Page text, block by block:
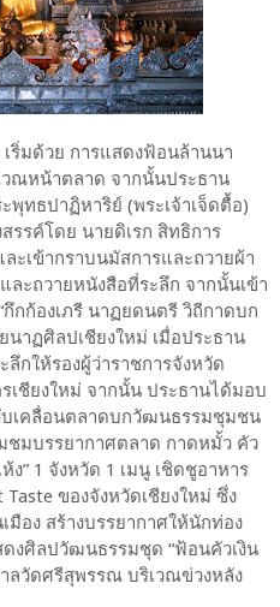
มด้วย การแสดงฟ้อนล้านนา
วณหน้าตลาด จากนั้นประธาน
พุทธปาฏิหาริย์ (พระเจ้าเจ็ดตื้อ)
รรค์โดย นายดิเรก สิทธิการ
เข้ากราบนมัสการและถวายผ้า
ละถวายหนังสือที่ระลึก จากนั้นเข้า
กก้องเภรี นาฏยดนตรี วิถีกาดบก
าฏศิลปเชียงใหม่ เมื่อประธาน
กให้รองผู้ว่าราชการจังหวัด
เชียงใหม่ จากนั้น ประธานได้มอบ
เคลื่อนตลาดบกวัฒนธรรมชุมชน
ชมบรรยากาศตลาด กาดหมั้ว คัว
ง” 1 จังหวัด 1 เมนู เชิดชูอาหาร
ของจังหวัดเชียงใหม่ ซึ่ง
มือง สร้างบรรยากาศให้นักท่อง
ดงศิลปวัฒนธรรมชุด “ฟ้อนคัวเงิน
าลวัดศรีสุพรรณ บริเวณข่วงหลัง